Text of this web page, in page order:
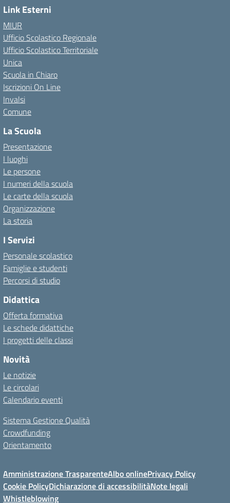
Link Esterni
MIUR
Ufficio Scolastico Regionale
Ufficio Scolastico Territoriale
Unica
Scuola in Chiaro
Iscrizioni On Line
Invalsi
Comune
La Scuola
Presentazione
I luoghi
Le persone
I numeri della scuola
Le carte della scuola
Organizzazione
La storia
I Servizi
Personale scolastico
Famiglie e studenti
Percorsi di studio
Didattica
Offerta formativa
Le schede didattiche
I progetti delle classi
Novità
Le notizie
Le circolari
Calendario eventi
Sistema Gestione Qualità
Crowdfunding
Orientamento
Amministrazione TrasparenteAlbo onlinePrivacy Policy
Cookie PolicyDichiarazione di accessibilitàNote legali
Whistleblowing